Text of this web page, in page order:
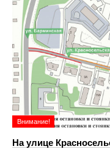
Внимание!
На улице